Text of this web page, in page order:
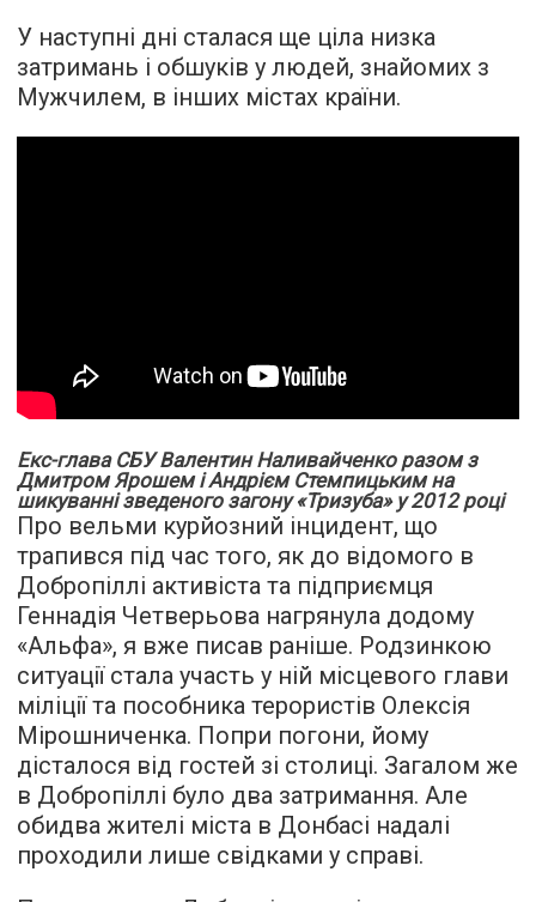
У наступні дні сталася ще ціла низка
затримань і обшуків у людей, знайомих з
Мужчилем, в інших містах країни.
Екс-глава СБУ Валентин Наливайченко разом з
Дмитром Ярошем і Андрієм Стемпицьким на
шикуванні зведеного загону «Тризуба» у 2012 році
Про вельми курйозний інцидент, що
трапився під час того, як до відомого в
Добропіллі активіста та підприємця
Геннадія Четверьова нагрянула додому
«Альфа», я вже писав раніше. Родзинкою
ситуації стала участь у ній місцевого глави
міліції та пособника терористів Олексія
Мірошниченка. Попри погони, йому
дісталося від гостей зі столиці. Загалом же
в Добропіллі було два затримання. Але
обидва жителі міста в Донбасі надалі
проходили лише свідками у справі.